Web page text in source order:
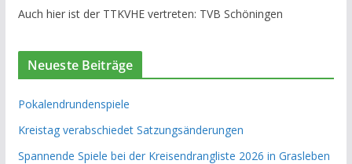
Auch hier ist der TTKVHE vertreten: TVB Schöningen
Neueste Beiträge
Pokalendrundenspiele
Kreistag verabschiedet Satzungsänderungen
Spannende Spiele bei der Kreisendrangliste 2026 in Grasleben